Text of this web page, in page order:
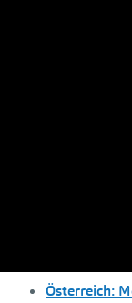
EQR –
EQR, DQR,
Gütesiegel
Mit der
Österreich:
Aufwertung
Meister
Österreich:
Österreich: